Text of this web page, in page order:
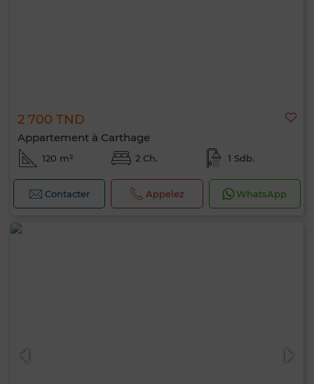
2 700 TND
Appartement à Carthage
120 m² 2 Ch. 1 Sdb.
Contacter Appelez WhatsApp